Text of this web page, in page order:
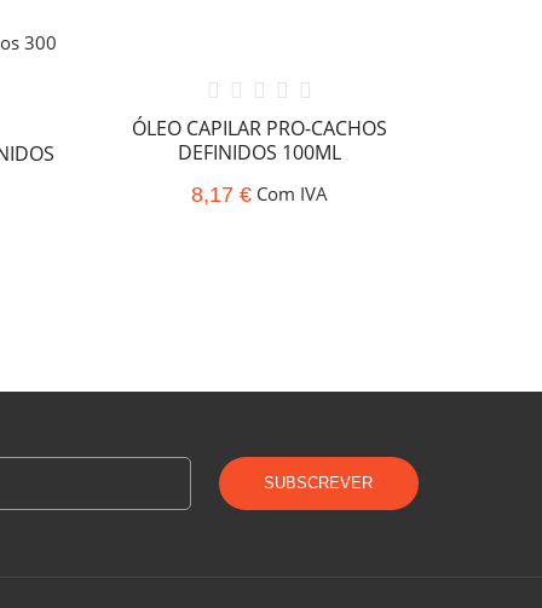
ÓLEO CAPILAR PRO-CACHOS
DEFINIDOS 100ML
8,17 € Com IVA
SUBSCREVER